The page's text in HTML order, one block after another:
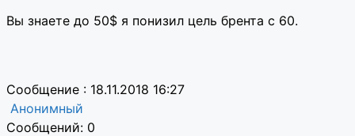
Вы знаете до 50$ я понизил цель брента с 60.
Сообщение : 18.11.2018 16:27
Анонимный
Сообщений: 0